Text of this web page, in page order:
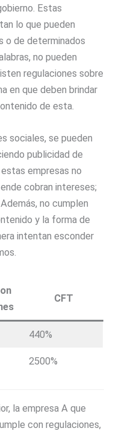
Estas
lo que pueden
o de determinados
no pueden
regulaciones sobre
en que deben brindar
de esta.
sociales, se pueden
publicidad de
empresas no
cobran intereses;
no cumplen
y la forma de
intentan esconder
CFT
440%
2500%
la empresa A que
con regulaciones,